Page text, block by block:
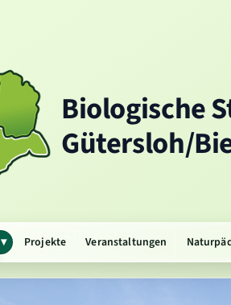
Biologische
Gütersloh/
▾Untermenü
Projekte Veranstaltungen